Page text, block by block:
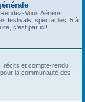
Vous Aériens
festivals, spectacles, 5 à
c'est par ici!
récits et compte-rendu
la communauté des